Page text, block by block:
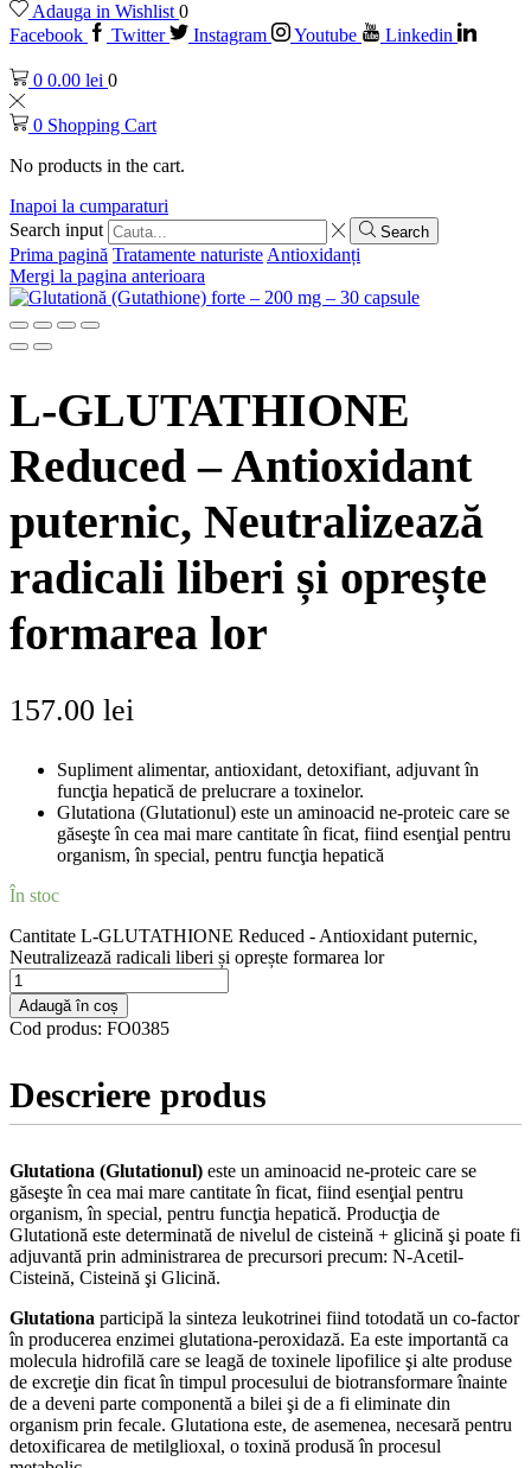
Adauga in Wishlist 0
Facebook
Twitter Instagram Youtube Linkedin
0 0.00 lei 0
0 Shopping Cart
No products in the cart.
Inapoi la cumparaturi
Search input
Search
Prima pagină Tratamente naturiste Antioxidanți
Mergi la pagina anterioara
L-GLUTATHIONE
Reduced – Antioxidant
puternic, Neutralizează
radicali liberi și oprește
formarea lor
157.00 lei
Supliment alimentar, antioxidant, detoxifiant, adjuvant în
funcţia hepatică de prelucrare a toxinelor.
Glutationa (Glutationul) este un aminoacid ne-proteic care se
găseşte în cea mai mare cantitate în ficat, fiind esenţial pentru
organism, în special, pentru funcţia hepatică
În stoc
Cantitate L-GLUTATHIONE Reduced - Antioxidant puternic,
Neutralizează radicali liberi și oprește formarea lor
Adaugă în coș
Cod produs: FO0385
Descriere produs
Glutationa (Glutationul) este un aminoacid ne-proteic care se
găseşte în cea mai mare cantitate în ficat, fiind esenţial pentru
organism, în special, pentru funcţia hepatică. Producţia de
Glutationă este determinată de nivelul de cisteină + glicină şi poate fi
adjuvantă prin administrarea de precursori precum: N-Acetil-
Cisteină, Cisteină şi Glicină.
Glutationa participă la sinteza leukotrinei fiind totodată un co-factor
în producerea enzimei glutationa-peroxidază. Ea este importantă ca
molecula hidrofilă care se leagă de toxinele lipofilice şi alte produse
de excreţie din ficat în timpul procesului de biotransformare înainte
de a deveni parte componentă a bilei şi de a fi eliminate din
organism prin fecale. Glutationa este, de asemenea, necesară pentru
detoxificarea de metilglioxal, o toxină produsă în procesul